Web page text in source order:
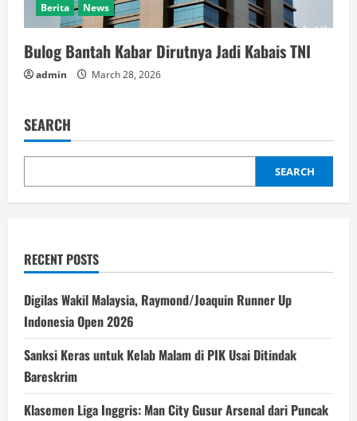
Berita News
Bulog Bantah Kabar Dirutnya Jadi Kabais TNI
admin March 28, 2026
SEARCH
SEARCH
RECENT POSTS
Digilas Wakil Malaysia, Raymond/Joaquin Runner Up
Indonesia Open 2026
Sanksi Keras untuk Kelab Malam di PIK Usai Ditindak
Bareskrim
Klasemen Liga Inggris: Man City Gusur Arsenal dari Puncak